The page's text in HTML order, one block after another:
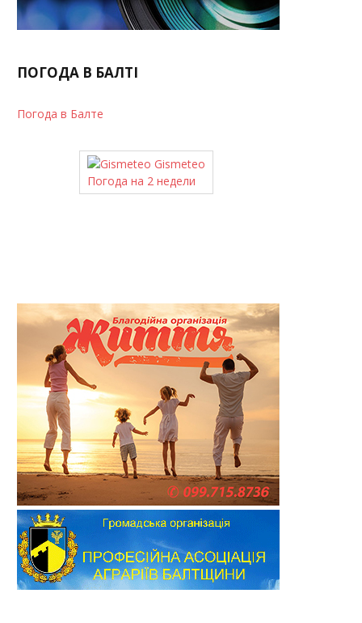
ПОГОДА В БАЛТІ
Погода в Балте
Gismeteo
Погода на 2 недели